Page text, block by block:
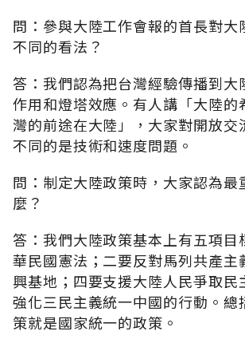
問：參與大陸工作會報的首長對大
不同的看法？
答：我們認為把台灣經驗傳播到大
作用和燈塔效應。有人講「大陸的
灣的前途在大陸」，大家對開放交
不同的是技術和速度問題。
問：制定大陸政策時，大家認為最
麼？
答：我們大陸政策基本上有五項目
華民國憲法；二要反對馬列共產主
興基地；四要支援大陸人民爭取民
強化三民主義統一中國的行動。總
策就是國家統一的政策。